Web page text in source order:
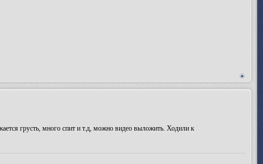
грусть, много спит и т.д, можно видео выложить. Ходили к